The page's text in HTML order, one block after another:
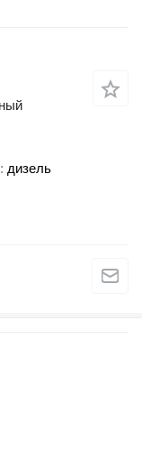
дизель